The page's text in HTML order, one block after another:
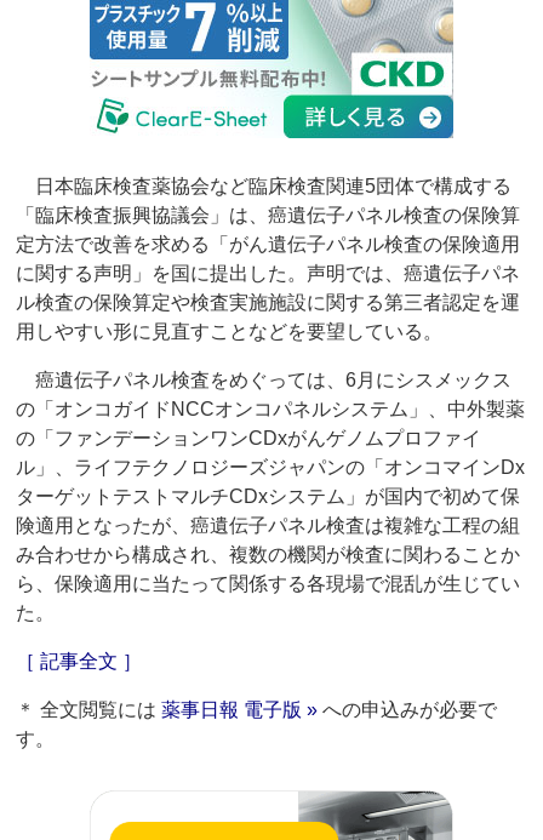
日本臨床検査薬協会など臨床検査関連5団体で構成する
「臨床検査振興協議会」は、癌遺伝子パネル検査の保険算
定方法で改善を求める「がん遺伝子パネル検査の保険適用
に関する声明」を国に提出した。声明では、癌遺伝子パネ
ル検査の保険算定や検査実施施設に関する第三者認定を運
用しやすい形に見直すことなどを要望している。
癌遺伝子パネル検査をめぐっては、6月にシスメックス
の「オンコガイドNCCオンコパネルシステム」、中外製薬
の「ファンデーションワンCDxがんゲノムプロファイ
ル」、ライフテクノロジーズジャパンの「オンコマインDx
ターゲットテストマルチCDxシステム」が国内で初めて保
険適用となったが、癌遺伝子パネル検査は複雑な工程の組
み合わせから構成され、複数の機関が検査に関わることか
ら、保険適用に当たって関係する各現場で混乱が生じてい
た。
［ 記事全文 ］
＊ 全文閲覧には薬事日報 電子版 » への申込みが必要で
す。